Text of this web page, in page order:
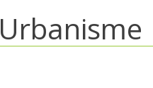
Urbanisme